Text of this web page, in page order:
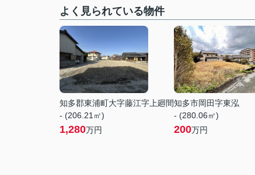
よく見られている物件
知多郡東浦町大字藤江字上廻間
- (206.21㎡)
1,280万円
知多市岡田字東泓
- (280.06㎡)
200万円